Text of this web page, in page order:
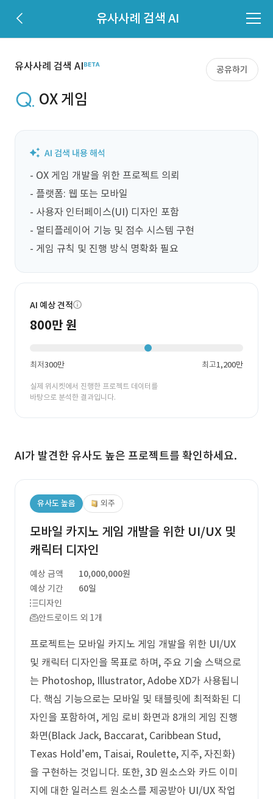
유사사례 검색 AI
유사사례 검색 AI 공유하기
OX 게임
- OX 게임 개발을 위한 프로젝트 의뢰
- 플랫폼: 웹 또는 모바일
- 사용자 인터페이스(UI) 디자인 포함
- 멀티플레이어 기능 및 점수 시스템 구현
- 게임 규칙 및 진행 방식 명확화 필요
AI 예상 견적
800만 원
최저300만 최고1,200만
실제 위시켓에서 진행한 프로젝트 데이터를
바탕으로 분석한 결과입니다.
AI가 발견한 유사도 높은 프로젝트를 확인하세요.
유사도 높음 외주
모바일 카지노 게임 개발을 위한 UI/UX 및
캐릭터 디자인
예상 금액
10,000,000원
예상 기간
60일
디자인
안드로이드 외 1개
프로젝트는 모바일 카지노 게임 개발을 위한 UI/UX
및 캐릭터 디자인을 목표로 하며, 주요 기술 스택으로
는 Photoshop, Illustrator, Adobe XD가 사용됩니
다. 핵심 기능으로는 모바일 및 태블릿에 최적화된 디
자인을 포함하여, 게임 로비 화면과 8개의 게임 진행
화면(Black Jack, Baccarat, Caribbean Stud,
Texas Hold’em, Taisai, Roulette, 지주, 자진화)
을 구현하는 것입니다. 또한, 3D 원소스와 카드 이미
지에 대한 일러스트 원소스를 제공받아 UI/UX 작업